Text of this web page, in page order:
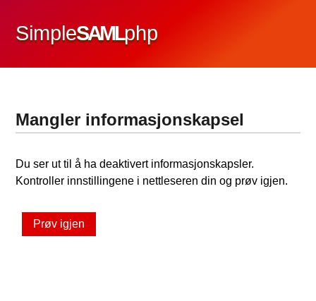
SimpleSAMLphp
Mangler informasjonskapsel
Du ser ut til å ha deaktivert informasjonskapsler.
Kontroller innstillingene i nettleseren din og prøv igjen.
Prøv igjen